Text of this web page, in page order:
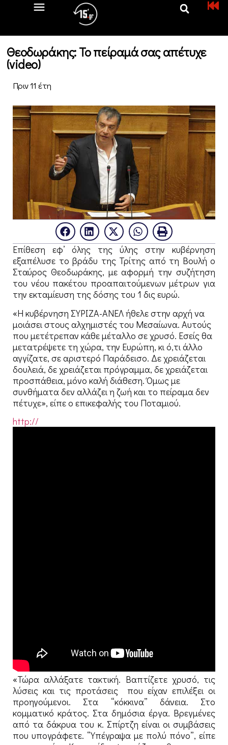
Θεοδωράκης: Το πείραμά σας απέτυχε
(video)
Πριν 11 έτη
Επίθεση εφ’ όλης της ύλης στην κυβέρνηση
εξαπέλυσε το βράδυ της Τρίτης από τη Βουλή ο
Σταύρος Θεοδωράκης, με αφορμή την συζήτηση
του νέου πακέτου προαπαιτούμενων μέτρων για
την εκταμίευση της δόσης του 1 δις ευρώ.
«Η κυβέρνηση ΣΥΡΙΖΑ-ΑΝΕΛ ήθελε στην αρχή να
μοιάσει στους αλχημιστές του Μεσαίωνα. Αυτούς
που μετέτρεπαν κάθε μέταλλο σε χρυσό. Εσείς θα
μετατρέψετε τη χώρα, την Ευρώπη, κι ό,τι άλλο
αγγίζατε, σε αριστερό Παράδεισο. Δε χρειάζεται
δουλειά, δε χρειάζεται πρόγραμμα, δε χρειάζεται
προσπάθεια, μόνο καλή διάθεση. Όμως με
συνθήματα δεν αλλάζει η ζωή και το πείραμα δεν
πέτυχε», είπε ο επικεφαλής του Ποταμιού.
http://
«Τώρα αλλάξατε τακτική. Βαπτίζετε χρυσό, τις
λύσεις και τις προτάσεις που είχαν επιλέξει οι
προηγούμενοι. Στα “κόκκινα” δάνεια. Στο
κομματικό κράτος. Στα δημόσια έργα. Βρεγμένες
από τα δάκρυα του κ. Σπίρτζη είναι οι συμβάσεις
που υπογράφετε. “Υπέγραψα με πολύ πόνο”, είπε